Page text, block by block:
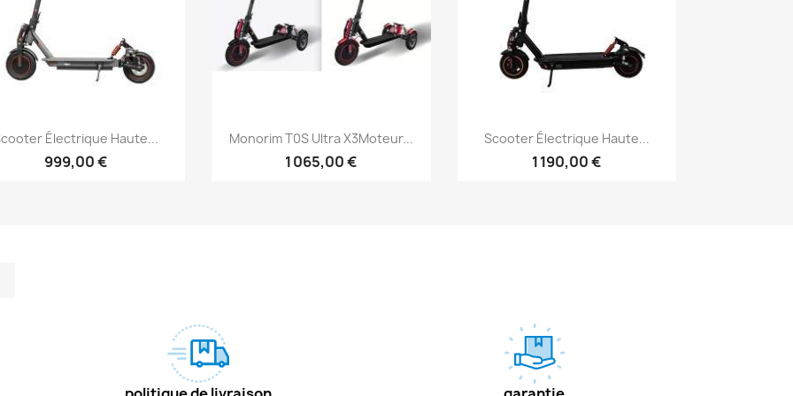
Aperçu rapide
Électrique Haute...
999,00 €
Aperçu rapide
Monorim T0S Ultra X3Moteur...
1 065,00 €
Aperçu rapide
Scooter Électrique Haute...
1 190,00 €